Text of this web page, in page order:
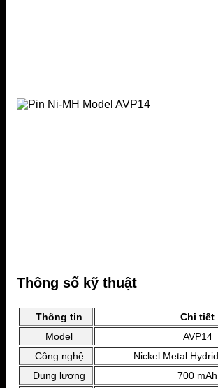
Thông số kỹ thuật
Thông tin
Chi tiết
Model
AVP14
Công nghệ
Nickel Metal
Dung lượng
700 mAh